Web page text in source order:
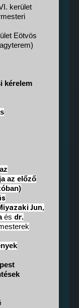
kerület
Eötvös
kérelem
az előző
Jun,
és dr.